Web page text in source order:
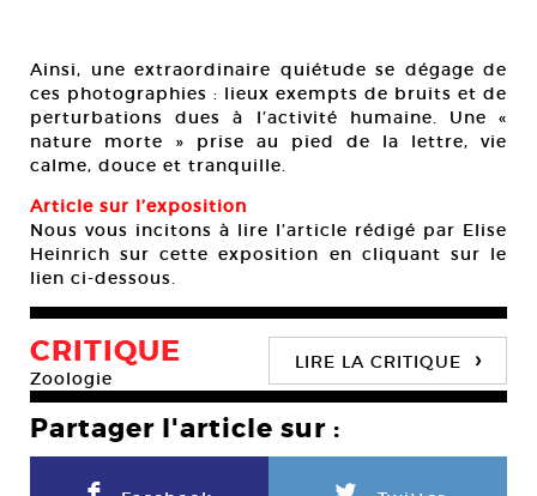
Ainsi, une extraordinaire quiétude se dégage de
ces photographies : lieux exempts de bruits et de
perturbations dues à l’activité humaine. Une «
nature morte » prise au pied de la lettre, vie
calme, douce et tranquille.
Article sur l’exposition
Nous vous incitons à lire l’article rédigé par Elise
Heinrich sur cette exposition en cliquant sur le
lien ci-dessous.
CRITIQUE
Zoologie
LIRE LA CRITIQUE ›
Partager l'article sur :